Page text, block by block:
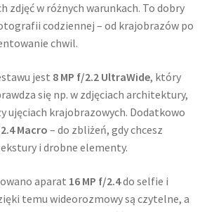
zdjęć w różnych warunkach. To dobry
codziennej – od krajobrazów po
chwil.
jest 8 MP f/2.2 UltraWide, który
się np. w zdjęciach architektury,
ujęciach krajobrazowych. Dodatkowo
Macro– do zbliżeń, gdy chcesz
i drobne elementy.
aparat 16 MP f/2.4do selfie i
temu wideorozmowy są czytelne, a